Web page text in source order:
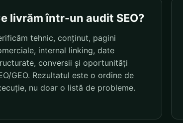
livrăm într-un audit SEO?
tehnic, conținut, pagini
internal linking, date
conversii și oportunități
GEO. Rezultatul este o ordine de
nu doar o listă de probleme.